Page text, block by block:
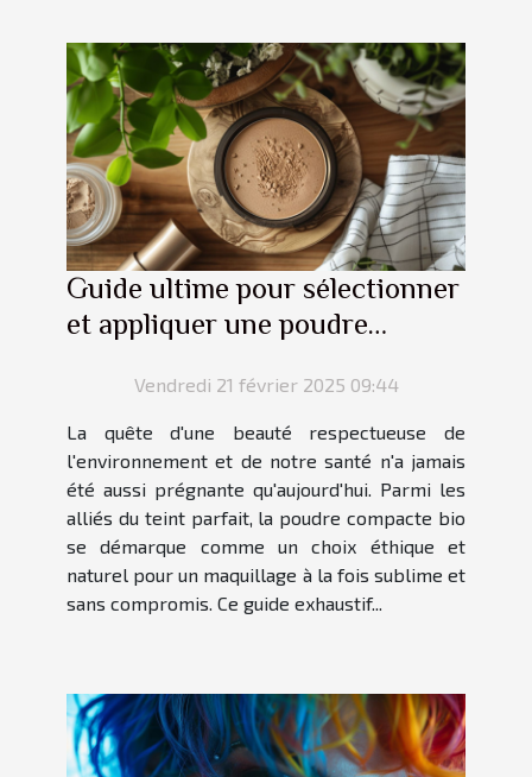
Guide ultime pour sélectionner
et appliquer une poudre
Vendredi 21 février 2025 09:44
La quête d'une beauté respectueuse de
l'environnement et de notre santé n'a jamais
été aussi prégnante qu'aujourd'hui. Parmi les
alliés du teint parfait, la poudre compacte bio
se démarque comme un choix éthique et
naturel pour un maquillage à la fois sublime et
sans compromis. Ce guide exhaustif...